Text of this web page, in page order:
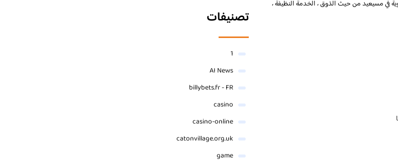
في مسيعيد من حيث الذوق ، الخدمة النظيفة ،
تصنيفات
1
AI News
billybets.fr - FR
casino
casino-online
catonvillage.org.uk
game